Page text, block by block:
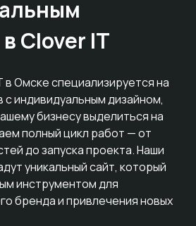
Clover IT
в Омске специализируется на
с индивидуальным дизайном,
бизнесу выделиться на
полный цикл работ — от
до запуска проекта. Наши
уникальный сайт, который
инструментом для
бренда и привлечения новых